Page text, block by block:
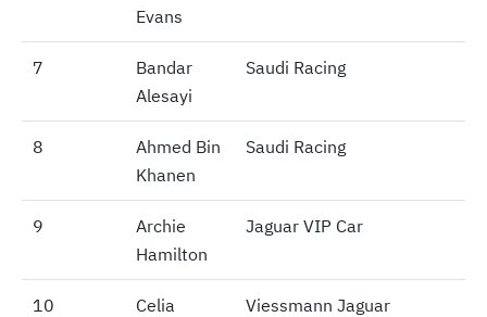
Evans
7
Bandar
Alesayi
Saudi Racing
8
Ahmed Bin
Khanen
Saudi Racing
9
Archie
Hamilton
Jaguar VIP Car
10
Celia
Viessmann Jaguar
7
8
9
10